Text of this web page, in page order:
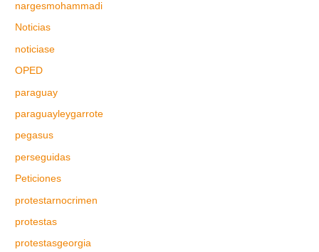
nargesmohammadi
Noticias
noticiase
OPED
paraguay
paraguayleygarrote
pegasus
perseguidas
Peticiones
protestarnocrimen
protestas
protestasgeorgia